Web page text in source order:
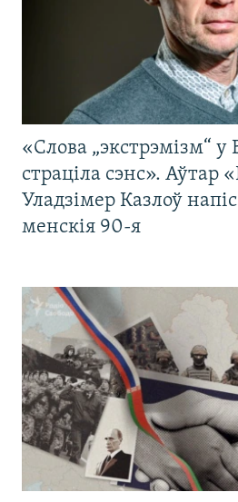
«Слова „экстрэмізм“ у
страціла сэнс». Аўтар
Уладзімер Казлоў
менскія 90-я